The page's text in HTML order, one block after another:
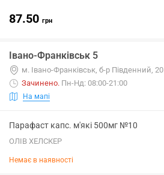
87.50 грн
Івано-Франківськ 5
м. Івано-Франківськ, б-р Південний, 20
Зачинено. Пн-Нд: 08:00-21:00
На мапі
Парафаст капс. м'які 500мг №10
ОЛІВ ХЕЛСКЕР
Немає в наявності